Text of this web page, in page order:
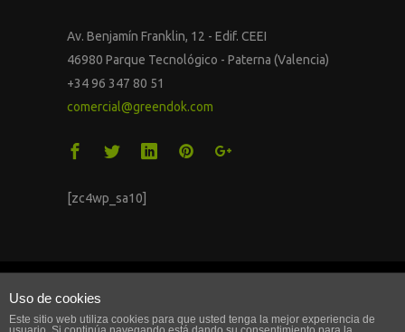
Av. Benjamín Franklin, 12 - Edif. CEEI
46980 Parque Tecnológico - Paterna (Valencia)
+34 96 347 80 51
comercial@greendok.com
[zc4wp_sa10]
reservados
Uso de cookies
Este sitio web utiliza cookies para que usted tenga la mejor experiencia de